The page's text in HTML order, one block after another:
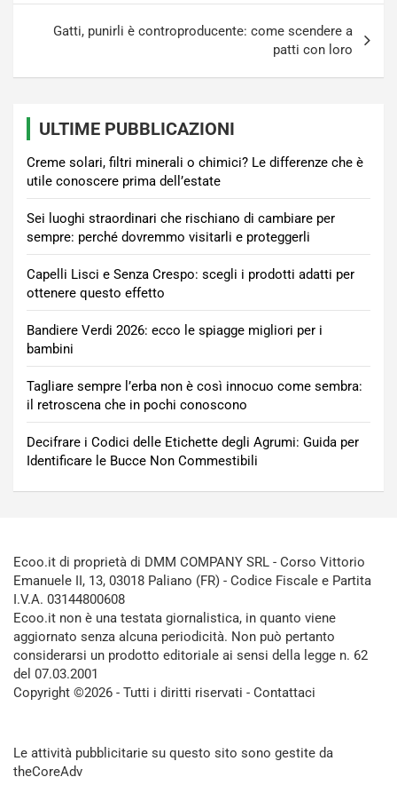
Gatti, punirli è controproducente: come scendere a
patti con loro
ULTIME PUBBLICAZIONI
Creme solari, filtri minerali o chimici? Le differenze che è
utile conoscere prima dell’estate
Sei luoghi straordinari che rischiano di cambiare per
sempre: perché dovremmo visitarli e proteggerli
Capelli Lisci e Senza Crespo: scegli i prodotti adatti per
ottenere questo effetto
Bandiere Verdi 2026: ecco le spiagge migliori per i
bambini
Tagliare sempre l’erba non è così innocuo come sembra:
il retroscena che in pochi conoscono
Decifrare i Codici delle Etichette degli Agrumi: Guida per
Identificare le Bucce Non Commestibili
Ecoo.it di proprietà di DMM COMPANY SRL - Corso Vittorio
Emanuele II, 13, 03018 Paliano (FR) - Codice Fiscale e Partita
I.V.A. 03144800608
Ecoo.it non è una testata giornalistica, in quanto viene
aggiornato senza alcuna periodicità. Non può pertanto
considerarsi un prodotto editoriale ai sensi della legge n. 62
del 07.03.2001
Copyright ©2026 - Tutti i diritti riservati - Contattaci
Le attività pubblicitarie su questo sito sono gestite da
theCoreAdv